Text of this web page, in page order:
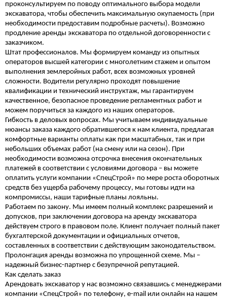
проконсультируем по поводу оптимального выбора модели
экскаватора, чтобы обеспечить максимальную окупаемость (при
необходимости предоставим подробные расчеты). Возможно
продление аренды экскаватора по отдельной договоренности с
заказчиком.
Штат профессионалов. Мы формируем команду из опытных
операторов высшей категории с многолетним стажем и опытом
выполнения землеройных работ, всех возможных уровней
сложности. Водители регулярно проходят повышение
квалификации и технический инструктаж, мы гарантируем
качественное, безопасное проведение регламентных работ и
можем поручиться за каждого из наших операторов.
Гибкость в деловых вопросах. Мы учитываем индивидуальные
нюансы заказа каждого обратившегося к нам клиента, предлагая
комфортные варианты оплаты как при масштабных, так и при
небольших объемах работ (на смену или на сезон). При
необходимости возможна отсрочка внесения окончательных
платежей в соответствии с условиями договора – вы можете
оплатить услуги компании «СпецСтрой» по мере роста оборотных
средств без ущерба рабочему процессу, мы готовы идти на
компромиссы, наши тарифные планы лояльны.
Работаем по закону. Мы имеем полный комплекс разрешений и
допусков, при заключении договора на аренду экскаватора
действуем строго в правовом поле. Клиент получает полный пакет
бухгалтерской документации и официальных отчетов,
составленных в соответствии с действующим законодательством.
Пролонгация аренды возможна по упрощенной схеме. Мы –
надежный бизнес-партнер с безупречной репутацией.
Как сделать заказ
Арендовать экскаватор у нас возможно связавшись с менеджерами
компании «СпецСтрой» по телефону, e-mail или онлайн на нашем